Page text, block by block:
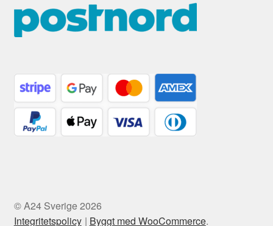
© A24 Sverige 2026
Integritetspolicy
Byggt med WooCommerce.